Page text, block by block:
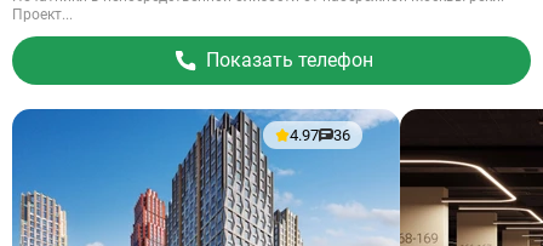
Проект...
Показать телефон
4.97 36